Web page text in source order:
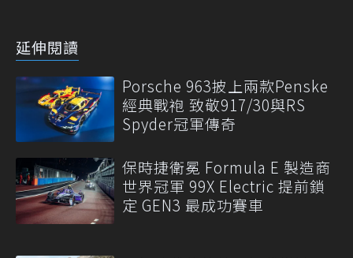
延伸閱讀
Porsche 963披上兩款Penske
經典戰袍 致敬917/30與RS
Spyder冠軍傳奇
保時捷衛冕 Formula E 製造商
世界冠軍 99X Electric 提前鎖
定 GEN3 最成功賽車